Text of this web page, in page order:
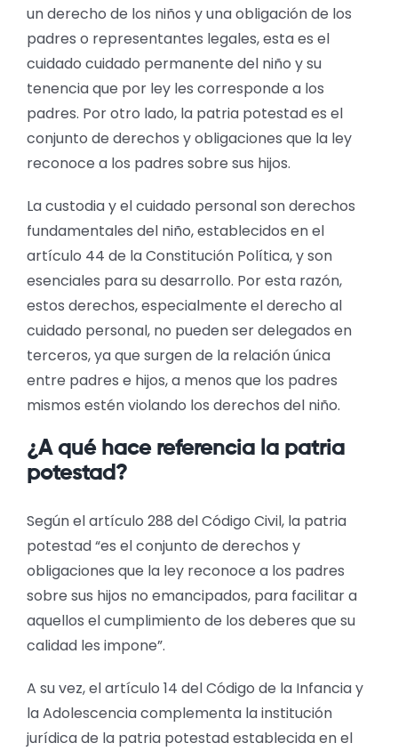
un derecho de los niños y una obligación de los
padres o representantes legales, esta es el
cuidado cuidado permanente del niño y su
tenencia que por ley les corresponde a los
padres. Por otro lado, la patria potestad es el
conjunto de derechos y obligaciones que la ley
reconoce a los padres sobre sus hijos.
La custodia y el cuidado personal son derechos
fundamentales del niño, establecidos en el
artículo 44 de la Constitución Política, y son
esenciales para su desarrollo. Por esta razón,
estos derechos, especialmente el derecho al
cuidado personal, no pueden ser delegados en
terceros, ya que surgen de la relación única
entre padres e hijos, a menos que los padres
mismos estén violando los derechos del niño.
¿A qué hace referencia la patria
potestad?
Según el artículo 288 del Código Civil, la patria
potestad “es el conjunto de derechos y
obligaciones que la ley reconoce a los padres
sobre sus hijos no emancipados, para facilitar a
aquellos el cumplimiento de los deberes que su
calidad les impone”.
A su vez, el artículo 14 del Código de la Infancia y
la Adolescencia complementa la institución
jurídica de la patria potestad establecida en el